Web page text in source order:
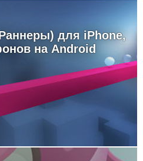
для iPhone,
на Android